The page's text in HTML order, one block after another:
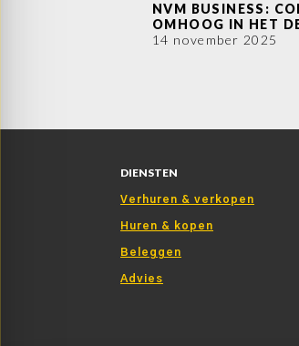
NVM BUSINESS:
OMHOOG IN HET
14 november 2025
DIENSTEN
Verhuren & verkopen
Huren & kopen
Beleggen
Advies